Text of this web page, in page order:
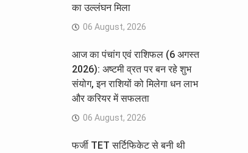
का उल्लंघन मिला
06 August, 2026
आज का पंचांग एवं राशिफल (6 अगस्त
2026): अष्टमी व्रत पर बन रहे शुभ
संयोग, इन राशियों को मिलेगा धन लाभ
और करियर में सफलता
06 August, 2026
फर्जी TET सर्टिफिकेट से बनी थी